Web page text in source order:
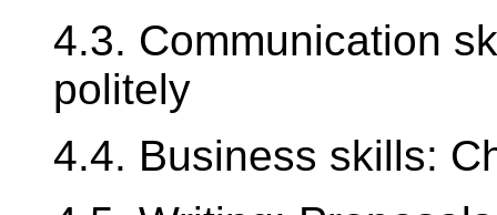
4.3. Communication
politely
4.4. Business skills: